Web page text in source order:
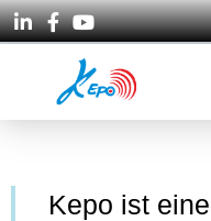
Kepo ist